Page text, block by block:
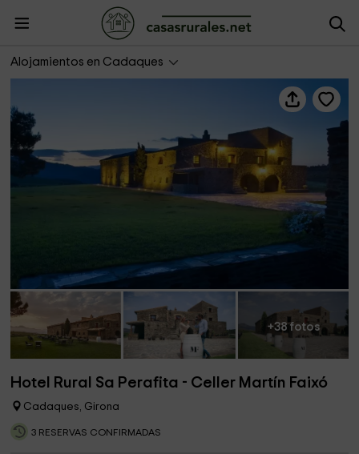
Alojamientos en Cadaques
Hotel Rural Sa Perafita - Celler Martín Faixó
+38 fotos
Hotel Rural Sa Perafita - Celler Martín Faixó
Cadaques, Girona
3 RESERVAS CONFIRMADAS